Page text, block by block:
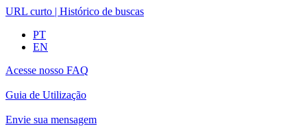
URL curto | Histórico de buscas
PT
EN
Acesse nosso FAQ
Guia de Utilização
Envie sua mensagem